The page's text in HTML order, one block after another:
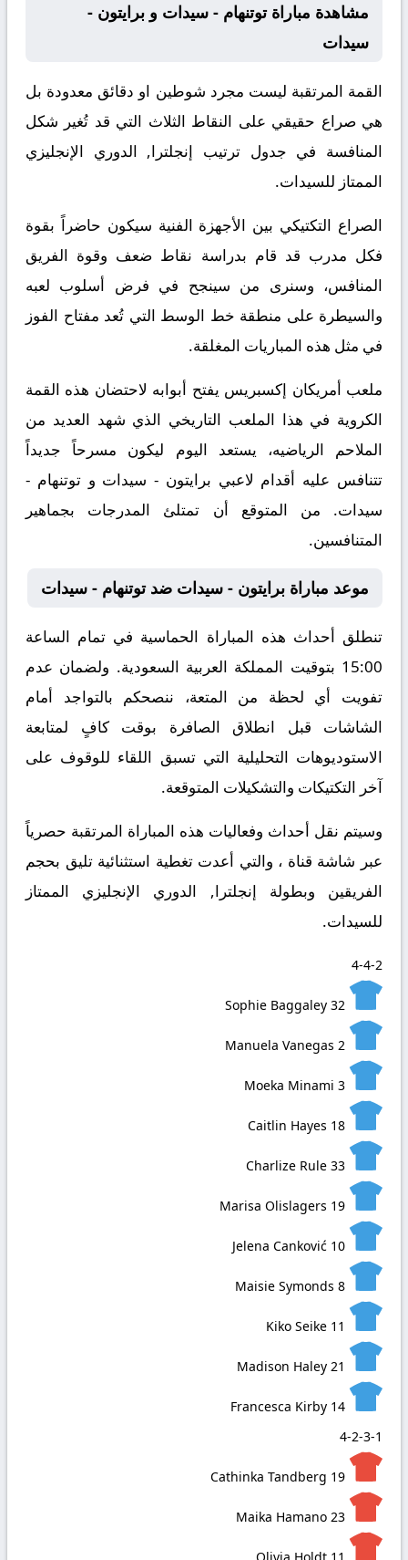
مشاهدة مباراة توتنهام - سيدات و برايتون -
سيدات
القمة المرتقبة ليست مجرد شوطين او دقائق معدودة بل
هي صراع حقيقي على النقاط الثلاث التي قد تُغير شكل
المنافسة في جدول ترتيب إنجلترا, الدوري الإنجليزي
الممتاز للسيدات.
الصراع التكتيكي بين الأجهزة الفنية سيكون حاضراً بقوة
فكل مدرب قد قام بدراسة نقاط ضعف وقوة الفريق
المنافس، وسنرى من سينجح في فرض أسلوب لعبه
والسيطرة على منطقة خط الوسط التي تُعد مفتاح الفوز
في مثل هذه المباريات المغلقة.
ملعب أمريكان إكسبريس يفتح أبوابه لاحتضان هذه القمة
الكروية في هذا الملعب التاريخي الذي شهد العديد من
الملاحم الرياضيه، يستعد اليوم ليكون مسرحاً جديداً
تتنافس عليه أقدام لاعبي برايتون - سيدات و توتنهام -
سيدات. من المتوقع أن تمتلئ المدرجات بجماهير
المتنافسين.
موعد مباراة برايتون - سيدات ضد توتنهام - سيدات
تنطلق أحداث هذه المباراة الحماسية في تمام الساعة
15:00 بتوقيت المملكة العربية السعودية. ولضمان عدم
تفويت أي لحظة من المتعة، ننصحكم بالتواجد أمام
الشاشات قبل انطلاق الصافرة بوقت كافٍ لمتابعة
الاستوديوهات التحليلية التي تسبق اللقاء للوقوف على
آخر التكتيكات والتشكيلات المتوقعة.
​وسيتم نقل أحداث وفعاليات هذه المباراة المرتقبة حصرياً
عبر شاشة قناة ، والتي أعدت تغطية استثنائية تليق بحجم
الفريقين وبطولة إنجلترا, الدوري الإنجليزي الممتاز
للسيدات.
4-4-2
32
Sophie Baggaley
2
Manuela Vanegas
3
Moeka Minami
18
Caitlin Hayes
33
Charlize Rule
19
Marisa Olislagers
10
Jelena Canković
8
Maisie Symonds
11
Kiko Seike
21
Madison Haley
14
Francesca Kirby
4-2-3-1
19
Cathinka Tandberg
23
Maika Hamano